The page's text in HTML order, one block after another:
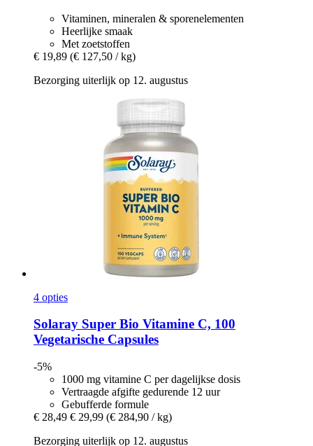
Vitaminen, mineralen & sporenelementen
Heerlijke smaak
Met zoetstoffen
€ 19,89 (€ 127,50 / kg)
Bezorging uiterlijk op 12. augustus
4 opties
Solaray Super Bio Vitamine C, 100
Vegetarische Capsules
-5%
1000 mg vitamine C per dagelijkse dosis
Vertraagde afgifte gedurende 12 uur
Gebufferde formule
€ 28,49 € 29,99 (€ 284,90 / kg)
Bezorging uiterlijk op 12. augustus